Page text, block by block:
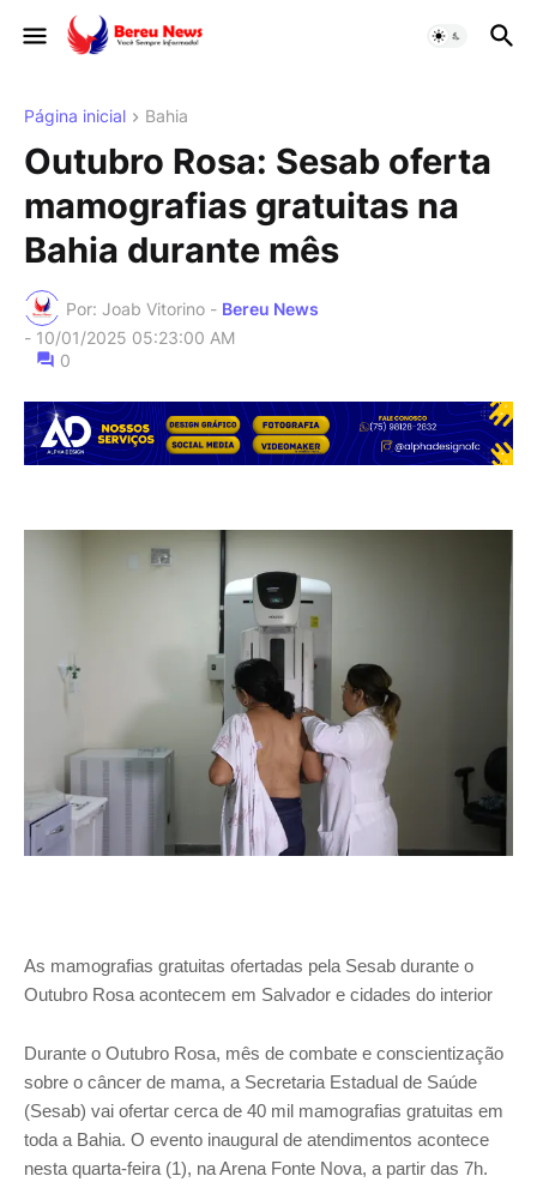
Página inicial Bahia
Outubro Rosa: Sesab oferta
mamografias gratuitas na
Bahia durante mês
Por: Joab Vitorino - Bereu News
- 10/01/2025 05:23:00 AM
0
As mamografias gratuitas ofertadas pela Sesab durante o
Outubro Rosa acontecem em Salvador e cidades do interior
Durante o Outubro Rosa, mês de combate e conscientização
sobre o câncer de mama, a Secretaria Estadual de Saúde
(Sesab) vai ofertar cerca de 40 mil mamografias gratuitas em
toda a Bahia. O evento inaugural de atendimentos acontece
nesta quarta-feira (1), na Arena Fonte Nova, a partir das 7h.